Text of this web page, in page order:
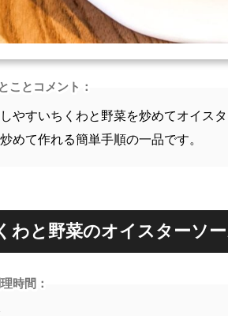
ことコメント：
やすいちくわと野菜を炒めてオイス
めて作れる簡単手順の一品です。
わと野菜のオイスターソ
時間：